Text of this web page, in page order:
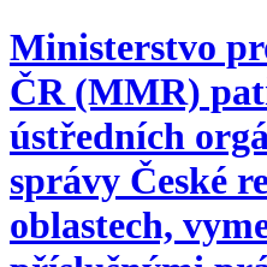
Ministerstvo
ČR (MMR)
ústředních
správy České
oblastech,